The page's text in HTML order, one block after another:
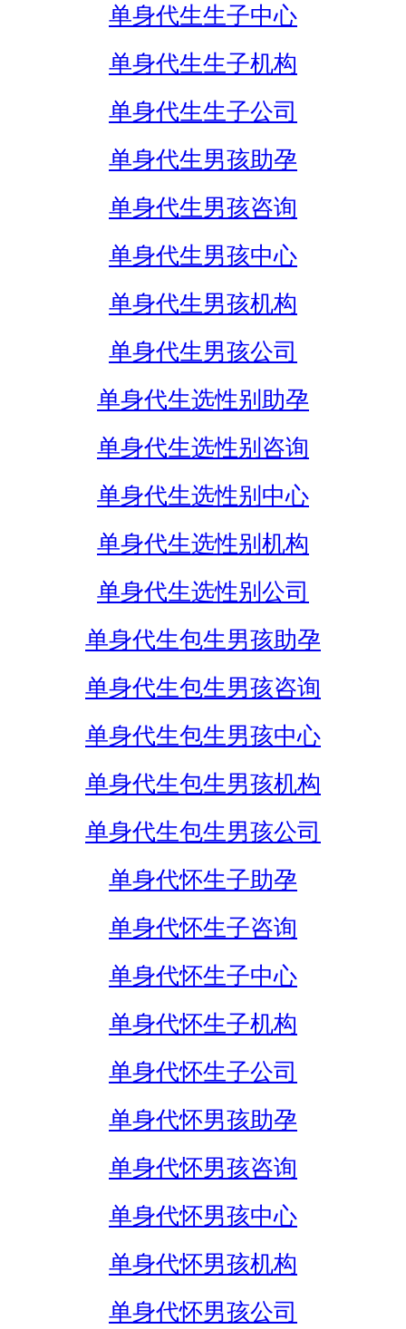
单身代生生子中心
单身代生生子机构
单身代生生子公司
单身代生男孩助孕
单身代生男孩咨询
单身代生男孩中心
单身代生男孩机构
单身代生男孩公司
单身代生选性别助孕
单身代生选性别咨询
单身代生选性别中心
单身代生选性别机构
单身代生选性别公司
单身代生包生男孩助孕
单身代生包生男孩咨询
单身代生包生男孩中心
单身代生包生男孩机构
单身代生包生男孩公司
单身代怀生子助孕
单身代怀生子咨询
单身代怀生子中心
单身代怀生子机构
单身代怀生子公司
单身代怀男孩助孕
单身代怀男孩咨询
单身代怀男孩中心
单身代怀男孩机构
单身代怀男孩公司